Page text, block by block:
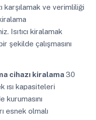
karşılamak ve verimliliği
Isıtıcı kiralamak
şekilde çalışmasını
cihazı kiralama30
ısı kapasiteleri
kurumasını
esnek olmalı